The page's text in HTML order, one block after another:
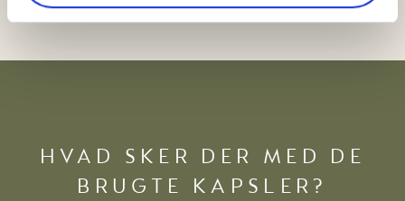
HVAD SKER DER MED DE
BRUGTE KAPSLER?